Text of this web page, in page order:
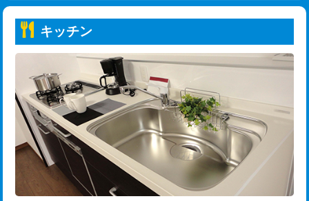
給水管工事※（ホール加工)
給水管工事※（バンド止め) 3,300円
給水管工事※（支持金具設置) 5,500円
給水管工事※（保温材使用（バンド止
め込み）)
5,500円
給水管工事※（土の掘削・埋め戻し作
11,000円
トーラー機使用/3mまで
追加トーラー機使用/3m超え +3,300円
カメラ調査 33,000円
桝清掃 8,800円
止水・漏水調査・防水処理・清掃・修
理・調整・分解・加工など（軽作業）
11,000円
止水・漏水調査・防水処理・清掃・修
22,000円
キッチン